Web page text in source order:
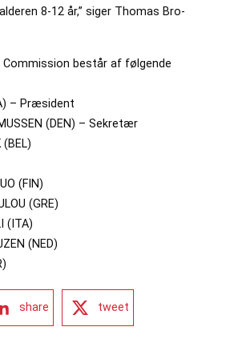
8-12 år,” siger Thomas Bro-
Commission består af følgende
– Præsident
(DEN) – Sekretær
(BEL)
(FIN)
(GRE)
(ITA)
(NED)
share tweet